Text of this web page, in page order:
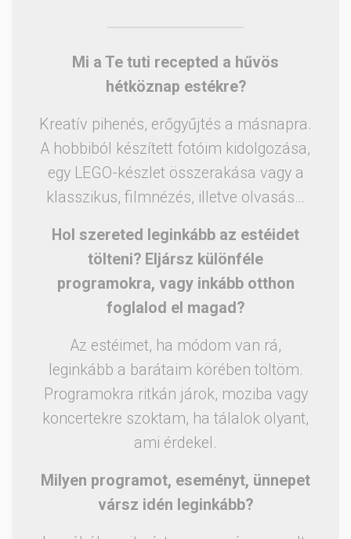
Mi a Te tuti recepted a hűvös
hétköznap estékre?
Kreatív pihenés, erőgyűjtés a másnapra.
A hobbiból készített fotóim kidolgozása,
egy LEGO-készlet összerakása vagy a
klasszikus, filmnézés, illetve olvasás…
Hol szereted leginkább az estéidet
tölteni? Eljársz különféle
programokra, vagy inkább otthon
foglalod el magad?
Az estéimet, ha módom van rá,
leginkább a barátaim körében töltöm.
Programokra ritkán járok, moziba vagy
koncertekre szoktam, ha tálalok olyant,
ami érdekel.
Milyen programot, eseményt, ünnepet
vársz idén leginkább?